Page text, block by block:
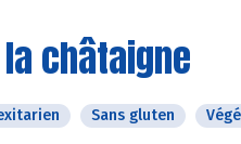
châtaigne
Sans gluten